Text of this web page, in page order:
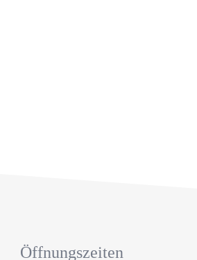
Öffnungszeiten